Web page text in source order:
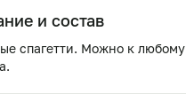
и состав
спагетти. Можно к